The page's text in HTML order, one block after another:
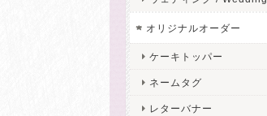
オリジナルオーダー
ケーキトッパー
ネームタグ
レターバナー